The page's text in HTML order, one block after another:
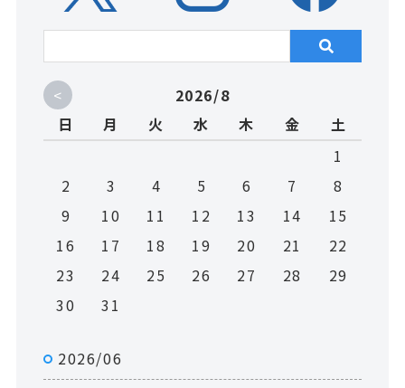
<
2026/8
日
月 火 水 木 金
土
1
2
3 4 5 6 7
8
9
10 11 12 13 14
15
16
17 18 19 20 21
22
23
24 25 26 27 28
29
30
31
2026/06